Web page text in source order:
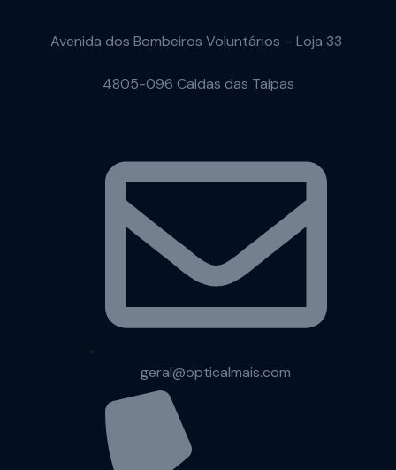
Avenida dos Bombeiros Voluntários – Loja 33
4805-096 Caldas das Taipas
geral@opticalmais.com